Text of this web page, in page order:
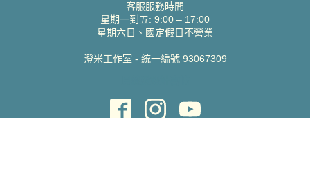
客服服務時間
星期一到五: 9:00 – 17:00
星期六日、國定假日不營業
澄米工作室 - 統一編號 93067309